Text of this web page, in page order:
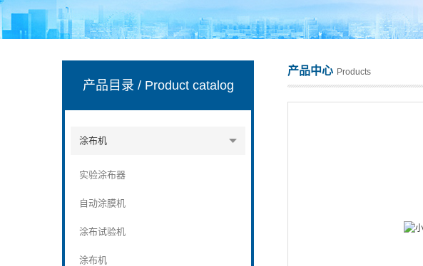
产品目录 / Product catalog
涂布机
实验涂布器
自动涂膜机
涂布试验机
涂布机
产品中心 Products